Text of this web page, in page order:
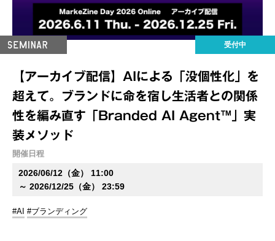
受付中
【アーカイブ配信】AIによる「没個性化」を
超えて。ブランドに命を宿し生活者との関係
性を編み直す「Branded AI Agent™」実
装メソッド
開催日程
2026/06/12（金） 11:00
～ 2026/12/25（金） 23:59
#AI #ブランディング